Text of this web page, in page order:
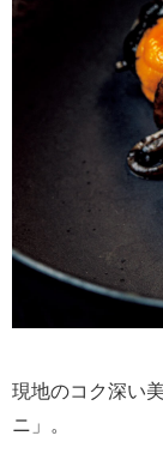
現地のコク深い
ニ」。